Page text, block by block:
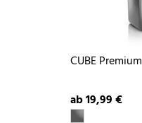
CUBE Premium
ab 19,99 €